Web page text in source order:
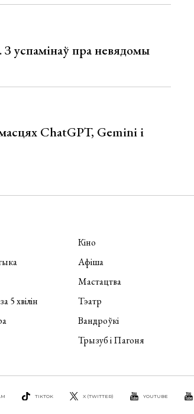
З успамінаў пра невядомы
ChatGPT, Gemini і
5 хвілін
Кіно
Афіша
Мастацтва
Тэатр
Вандроўкі
Трызуб і Пагоня
TIKTOK X (TWITTER) YOUTUBE